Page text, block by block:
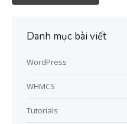
Danh mục bài viết
WordPress
WHMCS
Tutorials